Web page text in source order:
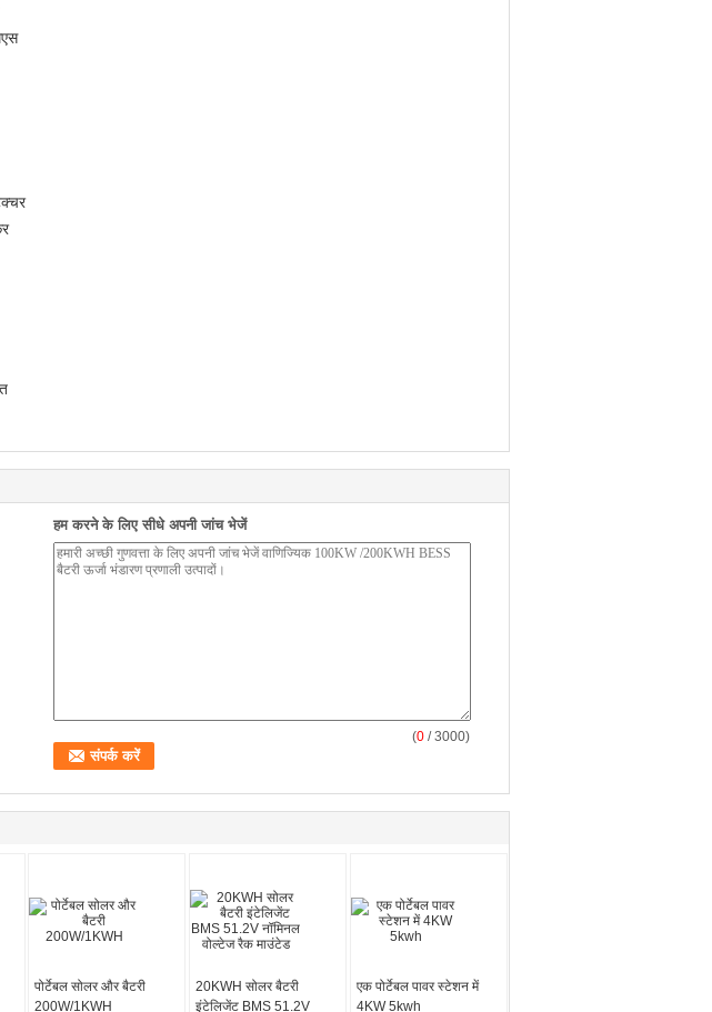
हम करने के लिए सीधे अपनी जांच भेजें
(0 / 3000)
पोर्टेबल सोलर और बैटरी
200W/1KWH
20KWH सोलर बैटरी
इंटेलिजेंट BMS 51.2V
एक पोर्टेबल पावर स्टेशन में
4KW 5kwh